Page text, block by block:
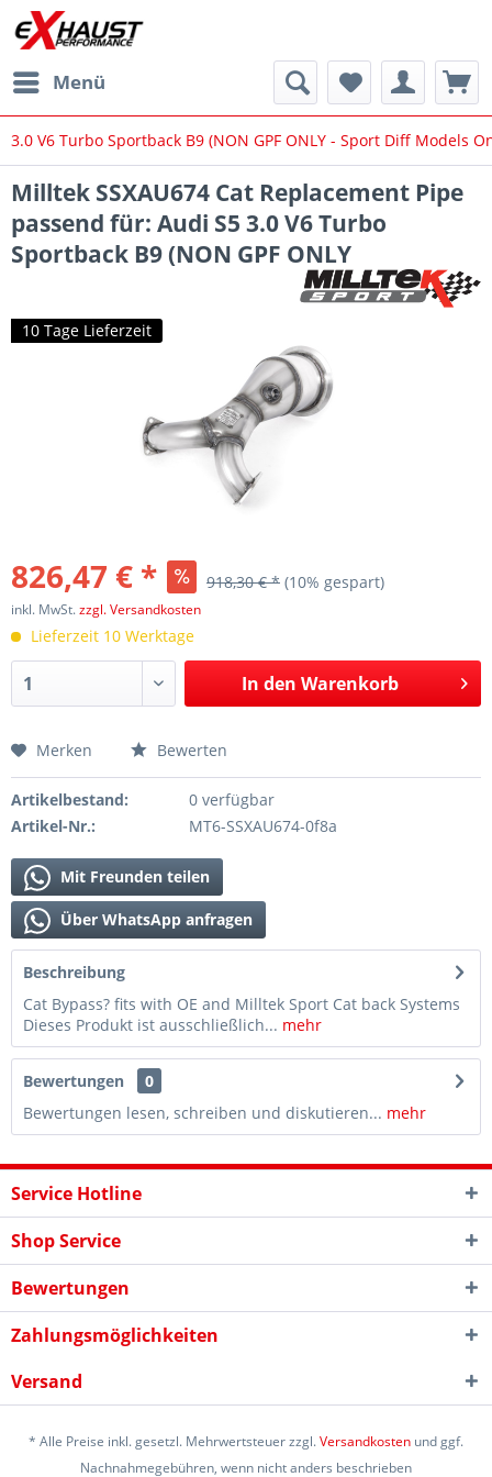
Menü
3.0 V6 Turbo Sportback B9 (NON GPF ONLY - Sport Diff Models
Milltek SSXAU674 Cat Replacement Pipe
passend für: Audi S5 3.0 V6 Turbo
Sportback B9 (NON GPF ONLY
10 Tage Lieferzeit
826,47 € * 918,30 € * (10% gespart)
inkl. MwSt.zzgl. Versandkosten
Lieferzeit 10 Werktage
In den Warenkorb
Merken Bewerten
Artikelbestand:
0 verfügbar
Artikel-Nr.:
MT6-SSXAU674-0f8a
Mit Freunden teilen
Über WhatsApp anfragen
Beschreibung
Cat Bypass? fits with OE and Milltek Sport Cat back Systems
Dieses Produkt ist ausschließlich... mehr
Bewertungen
0
Bewertungen lesen, schreiben und diskutieren... mehr
Service Hotline
Shop Service
Bewertungen
Zahlungsmöglichkeiten
Versand
* Alle Preise inkl. gesetzl. Mehrwertsteuer zzgl.Versandkosten und ggf.
Nachnahmegebühren, wenn nicht anders beschrieben